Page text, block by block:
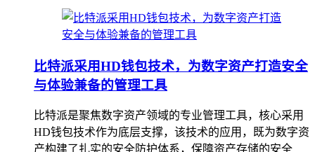
比特派采用HD钱包技术，为数字资产打造安全
与体验兼备的管理工具
比特派是聚焦数字资产领域的专业管理工具，核心采用
HD钱包技术作为底层支撑，该技术的应用，既为数字资
产构建了扎实的安全防护体系，保障资产存储的安全